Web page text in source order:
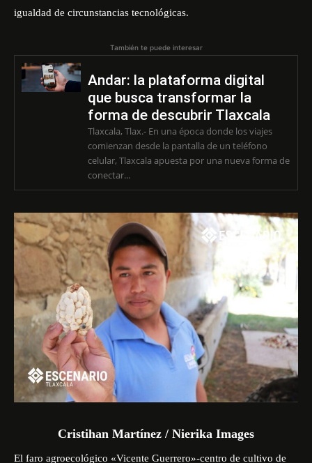
igualdad de circunstancias tecnológicas.
También te puede interesar
Andar: la plataforma digital
que busca transformar la
forma de descubrir Tlaxcala
Tlaxcala, Tlax.- En una época donde los viajes
comienzan desde la pantalla de un teléfono
celular, Tlaxcala apuesta por una nueva forma de
conectar...
Cristihan Martínez / Nierika Images
El faro agroecológico «Vicente Guerrero»-centro de cultivo de